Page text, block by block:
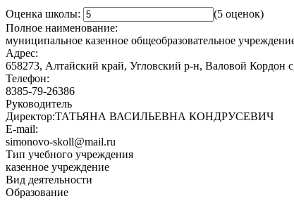
Оценка школы:
(5 оценок)
Полное наименование:
муниципальное казенное общеобразовательное
Адрес:
658273, Алтайский край, Угловский р-н, Валовой Кордон
Телефон:
8385-79-26386
Руководитель
Директор:ТАТЬЯНА ВАСИЛЬЕВНА КОНДРУСЕВИЧ
E-mail:
simonovo-skoll@mail.ru
Тип учебного учреждения
казенное учреждение
Вид деятельности
Образование